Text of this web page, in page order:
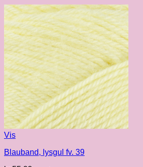
Vis
Blauband, lysgul fv. 39